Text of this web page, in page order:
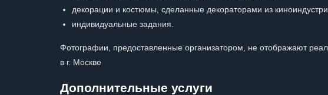
декорации и костюмы, сделанные декораторами из
индивидуальные задания.
Фотографии, предоставленные организатором, не отображают
в г. Москве
Дополнительные услуги